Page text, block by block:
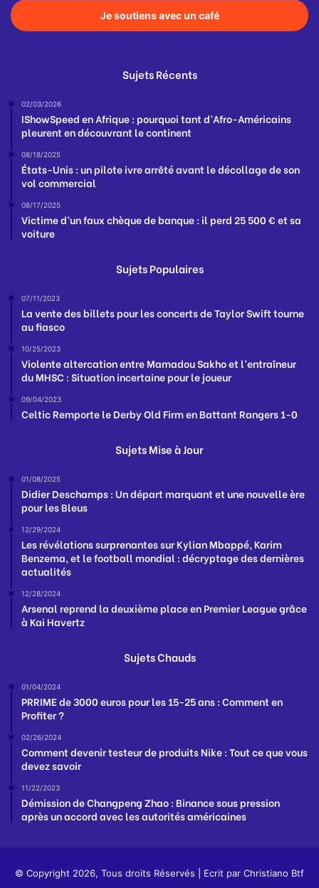
Je soutiens avec un café
Sujets Récents
02/03/2026
IShowSpeed en Afrique : pourquoi tant d’Afro-Américains
pleurent en découvrant le continent
08/18/2025
États-Unis : un pilote ivre arrêté avant le décollage de son
vol commercial
08/17/2025
Victime d’un faux chèque de banque : il perd 25 500 € et sa
voiture
Sujets Populaires
07/11/2023
La vente des billets pour les concerts de Taylor Swift tourne
au fiasco
10/25/2023
Violente altercation entre Mamadou Sakho et l’entraîneur
du MHSC : Situation incertaine pour le joueur
09/04/2023
Celtic Remporte le Derby Old Firm en Battant Rangers 1-0
Sujets Mise à Jour
01/08/2025
Didier Deschamps : Un départ marquant et une nouvelle ère
pour les Bleus
12/29/2024
Les révélations surprenantes sur Kylian Mbappé, Karim
Benzema, et le football mondial : décryptage des dernières
actualités
12/28/2024
Arsenal reprend la deuxième place en Premier League grâce
à Kai Havertz
Sujets Chauds
01/04/2024
PRRIME de 3000 euros pour les 15-25 ans : Comment en
Profiter ?
02/26/2024
Comment devenir testeur de produits Nike : Tout ce que vous
devez savoir
11/22/2023
Démission de Changpeng Zhao : Binance sous pression
après un accord avec les autorités américaines
© Copyright 2026, Tous droits Réservés | Ecrit par Christiano Btf